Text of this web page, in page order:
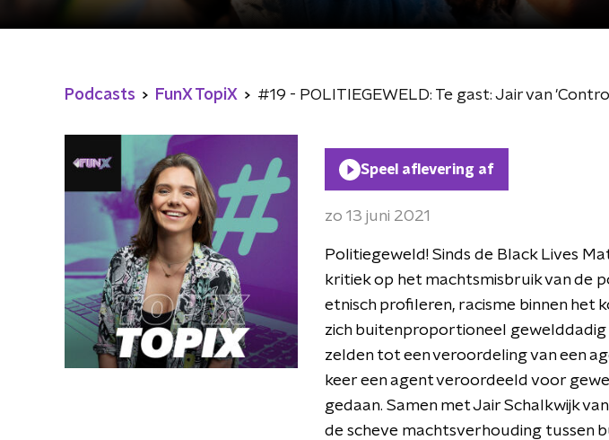
Podcasts FunX TopiX #19 - POLITIEGEWELD: Te gast: Jair van
Speel aflevering af
zo 13 juni 2021
Politiegeweld! Sinds de Black Lives
kritiek op het machtsmisbruik van de
etnisch profileren, racisme binnen het
zich buitenproportioneel
zelden tot een veroordeling van een
keer een agent veroordeeld voor
gedaan. Samen met Jair Schalkwijk
de scheve machtsverhouding tussen